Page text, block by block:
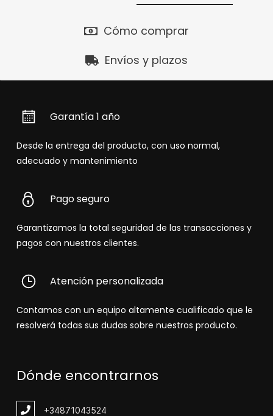
Cómo comprar
Envíos y plazos
Garantía 1 año
Desde la entrega del producto, con uso normal,
adecuado y mantenimiento
Pago seguro
Garantizamos la total seguridad de las transacciones y
pagos con nuestros clientes.
Atención personalizada
Contamos con un equipo altamente cualificado que le
resolverá todas sus dudas sobre nuestros producto.
Dónde encontrarnos
+34871043524